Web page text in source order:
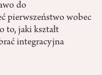
do
pierwszeństwo wobec
to, jaki kształt
integracyjna